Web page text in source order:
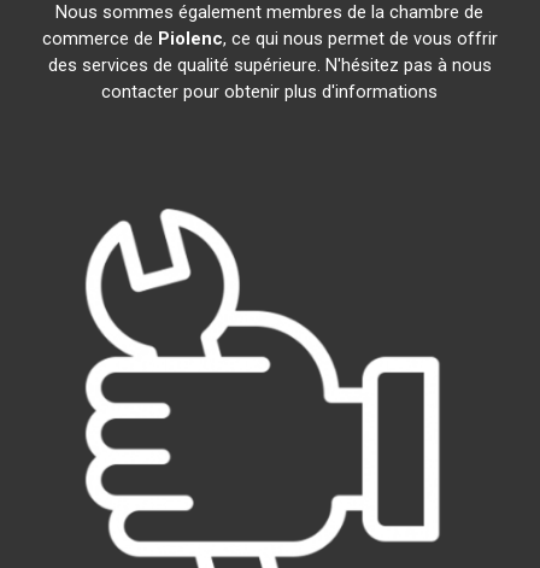
Nous sommes également membres de la chambre de
commerce de Piolenc, ce qui nous permet de vous offrir
des services de qualité supérieure. N'hésitez pas à nous
contacter pour obtenir plus d'informations